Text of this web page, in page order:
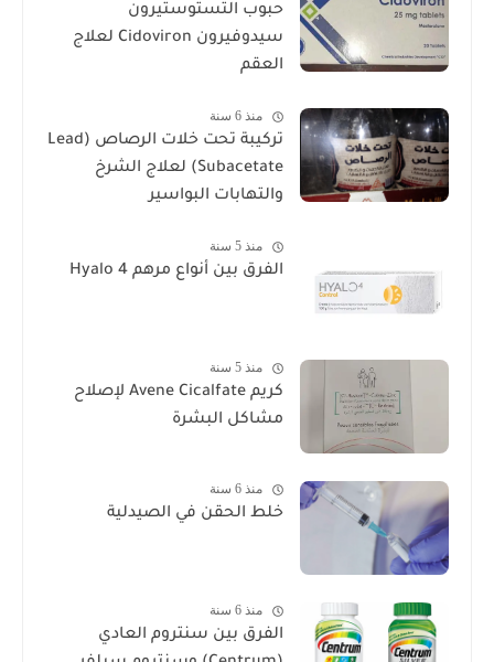
حبوب التستوستيرون
سيدوفيرون Cidoviron لعلاج
العقم
منذ 6 سنة
تركيبة تحت خلات الرصاص (Lead
Subacetate) لعلاج الشرخ
والتهابات البواسير
منذ 5 سنة
الفرق بين أنواع مرهم Hyalo 4
منذ 5 سنة
كريم Avene Cicalfate لإصلاح
مشاكل البشرة
منذ 6 سنة
خلط الحقن في الصيدلية
منذ 6 سنة
الفرق بين سنتروم العادي